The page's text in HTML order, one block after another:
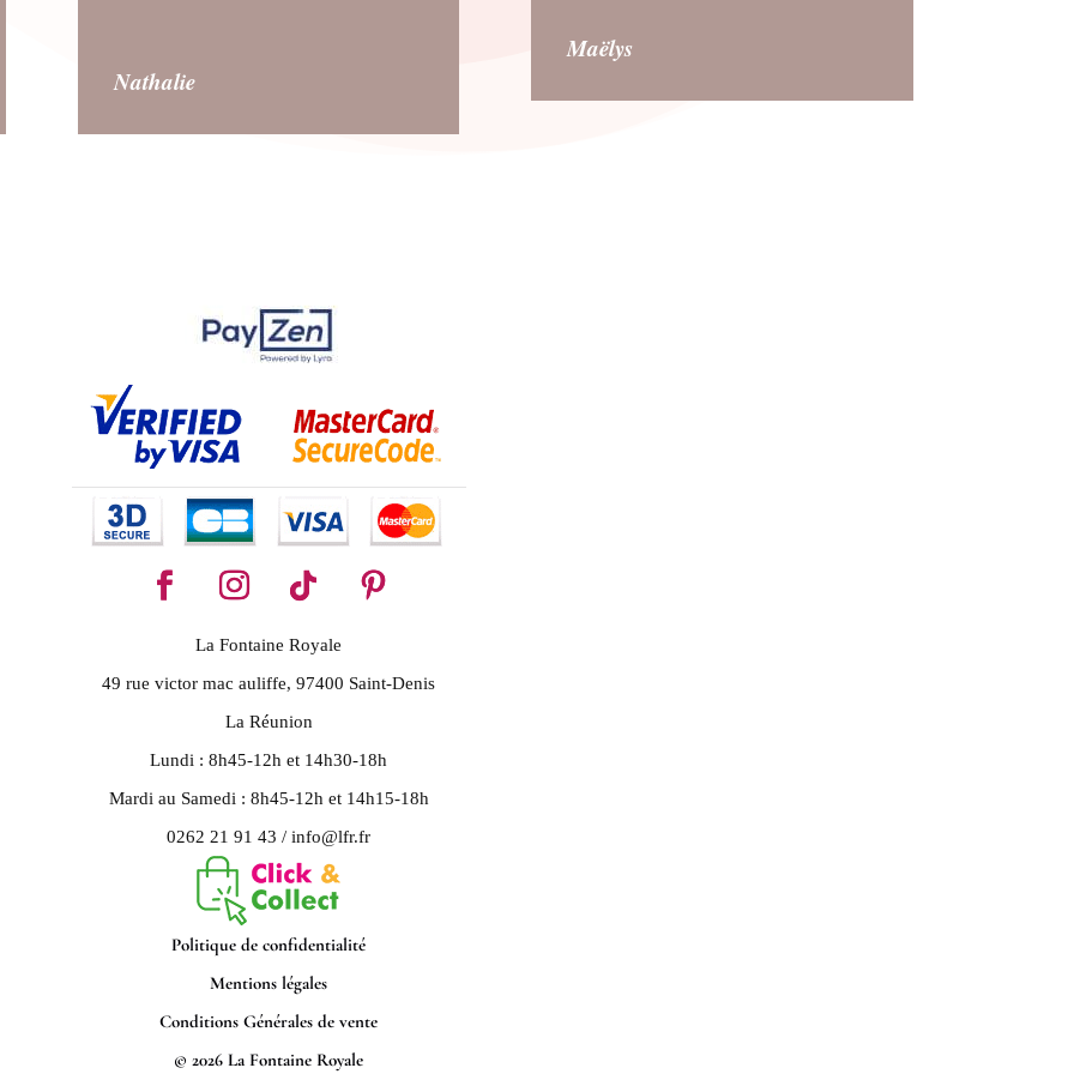
Nathalie
Maëlys
La Fontaine Royale
49 rue victor mac auliffe, 97400 Saint-Denis
La Réunion
Lundi : 8h45-12h et 14h30-18h
Mardi au Samedi : 8h45-12h et 14h15-18h
0262 21 91 43 / info@lfr.fr
Politique de confidentialité
Mentions légales
Conditions Générales de vente
© 2026 La Fontaine Royale